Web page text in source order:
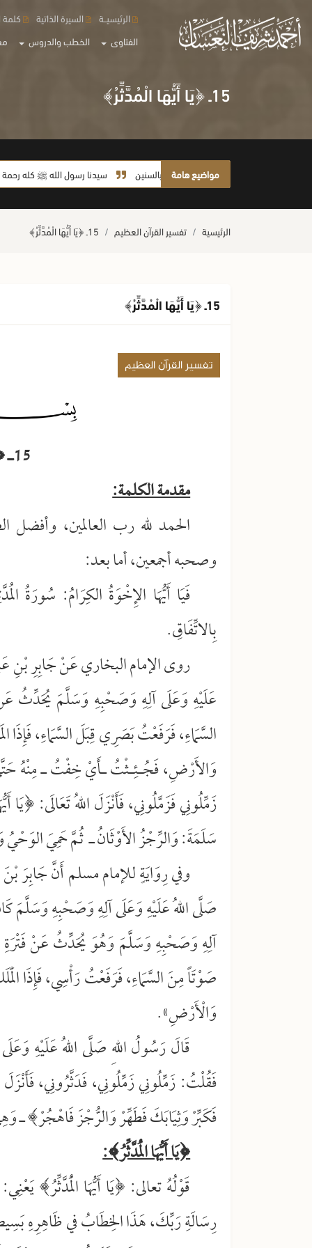
الفتاوى الخطب والدروس
الرئيسيــة السيرة الذاتية كلمة
15ـ ﴿يَا أَيُّهَا الْمُدَّثِّرُ﴾
مواضيع هامة سيدنا رسول الله ﷺ كله رحمة
الرئيسية تفسير القرآن العظيم 15ـ ﴿يَا أَيُّهَا الْمُدَّثِّرُ﴾
15ـ ﴿يَا أَيُّهَا الْمُدَّثِّرُ﴾
تفسير القرآن العظيم
15ـ ﴿يَا أَيُّهَا الْمُدَّثِّرُ﴾
مقدمة الكلمة:
الحمد لله رب العالمين، وأفضل
وصحبه أجمعين، أما بعد:
فَيَا أَيُّهَا الإِخْوَةُ الكِرَامُ: سُورَةُ
بِالاتِّفَاقِ.
روى الإمام البخاري عَنْ جَابِرِ بْنِ
عَلَيْهِ وَعَلَى آلِهِ وَصَحْبِهِ وَسَلَّمَ يُحَدِّثُ
السَّمَاءِ، فَرَفَعْتُ بَصَرِي قِبَلَ السَّمَاءِ،
وَالأَرْضِ، فَجُـئِـثْتُ ـأَيْ خِفْتُ ـ مِنْهُ
زَمِّلُونِي فَزَمَّلُونِي، فَأَنْزَلَ اللهُ تَعَالَى:
سَلَمَةَ: وَالرِّجْزُ الأَوْثَانُ ـ ثُمَّ حَمِيَ الوَحْيُ
وفي رِوَايَةٍ للإمام مسلم أَنَّ جَابِرَ
صَلَّى اللهُ عَلَيْهِ وَعَلَى آلِهِ وَصَحْبِهِ وَسَلَّمَ
آلِهِ وَصَحْبِهِ وَسَلَّمَ وَهُوَ يُحَدِّثُ عَنْ فَتْرَةِ
صَوْتَاً مِنَ السَّمَاءِ، فَرَفَعْتُ رَأْسِي، فَإِذَا
وَالْأَرْضِ».
قَالَ رَسُولُ اللهِ صَلَّى اللهُ عَلَيْهِ
فَقُلْتُ: زَمِّلُونِي زَمِّلُونِي، فَدَثَّرُونِي، فَأَنْزَلَ
فَكَبِّرْ وَثِيَابَكَ فَطَهِّرْ وَالرُّجْزَ فَاهْجُرْ﴾ ـ
﴿يَا أَيُّهَا الْمُدَّثِّرُ﴾:
قَوْلُهُ تعالى: ﴿يَا أَيُّهَا الْمُدَّثِّرُ﴾ يَعْنِي:
رِسَالَةِ رَبِّكَ، هَذَا الخِطَابُ في ظَاهِرِهِ